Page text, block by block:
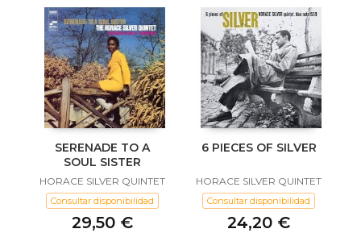
SERENADE TO A
SOUL SISTER
HORACE SILVER QUINTET
Consultar disponibilidad
29,50 €
6 PIECES OF SILVER
HORACE SILVER QUINTET
Consultar disponibilidad
24,20 €